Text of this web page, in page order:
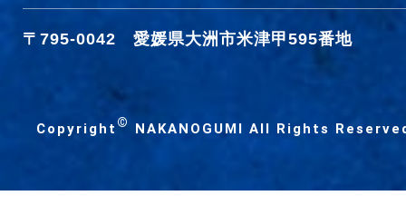
〒795-0042 愛媛県大洲市米津甲595番地
Copyright © NAKANOGUMI All Rights